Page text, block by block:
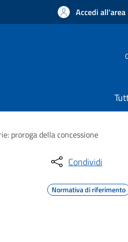
Accedi
proroga della concessione
Condividi
Normativa di riferimento